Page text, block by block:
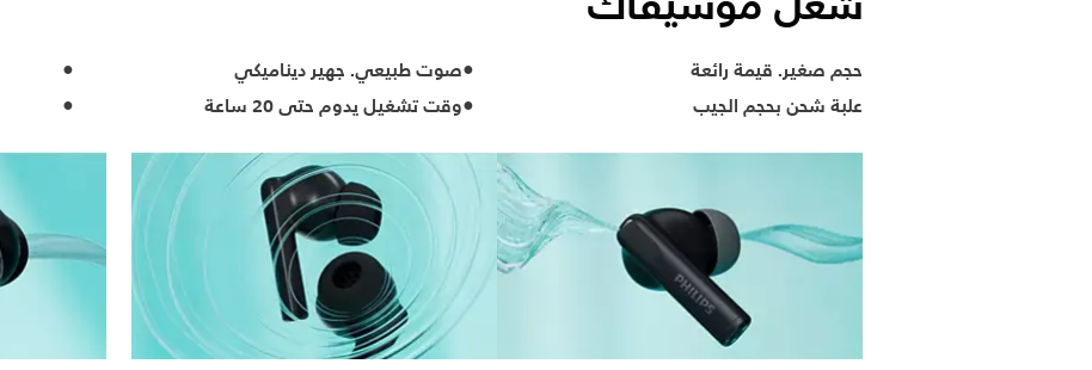
حجم صغير. قيمة رائعة
صوت طبيعي. جهير ديناميكي
علبة شحن بحجم الجيب
وقت تشغيل يدوم حتى 20 ساعة